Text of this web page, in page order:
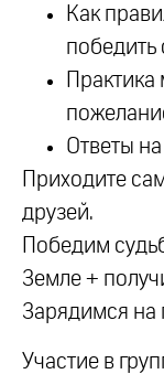
Как
победить
Ответы
Приходите
друзей.
Победим
Земле +
Зарядимся на
Участие в